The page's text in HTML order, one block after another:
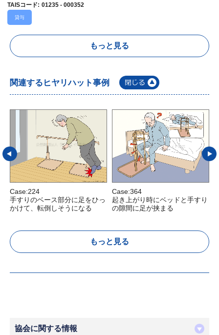
TAISコード: 01235 - 000352
貸与
もっと見る
関連するヒヤリハット事例
Case:224
手すりのベース部分に足をひっ
かけて、転倒しそうになる
Case:364
起き上がり時にベッドと手すり
の隙間に足が挟まる
もっと見る
協会に関する情報